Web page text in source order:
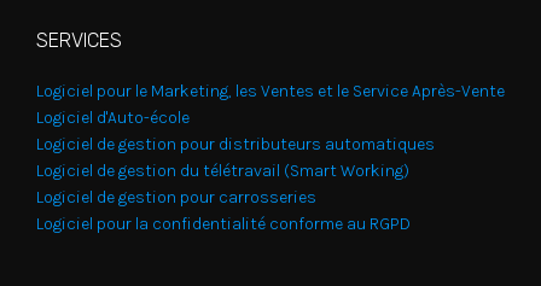
SERVICES
Logiciel pour le Marketing, les Ventes et le Service Après-Vente
Logiciel d'Auto-école
Logiciel de gestion pour distributeurs automatiques
Logiciel de gestion du télétravail (Smart Working)
Logiciel de gestion pour carrosseries
Logiciel pour la confidentialité conforme au RGPD